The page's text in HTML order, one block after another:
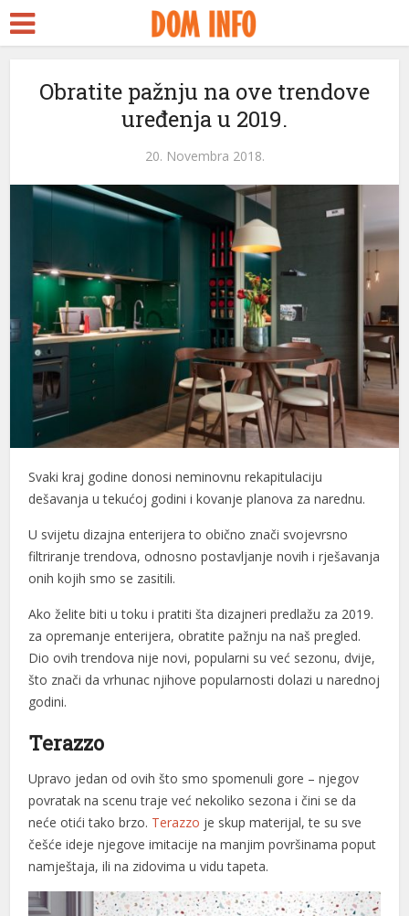
Obratite pažnju na ove trendove
uređenja u 2019.
20. Novembra 2018.
Svaki kraj godine donosi neminovnu rekapitulaciju
dešavanja u tekućoj godini i kovanje planova za narednu.
U svijetu dizajna enterijera to obično znači svojevrsno
filtriranje trendova, odnosno postavljanje novih i rješavanja
onih kojih smo se zasitili.
Ako želite biti u toku i pratiti šta dizajneri predlažu za 2019.
za opremanje enterijera, obratite pažnju na naš pregled.
Dio ovih trendova nije novi, popularni su već sezonu, dvije,
što znači da vrhunac njihove popularnosti dolazi u narednoj
godini.
Terazzo
Upravo jedan od ovih što smo spomenuli gore – njegov
povratak na scenu traje već nekoliko sezona i čini se da
neće otići tako brzo. Terazzo je skup materijal, te su sve
češće ideje njegove imitacije na manjim površinama poput
namještaja, ili na zidovima u vidu tapeta.